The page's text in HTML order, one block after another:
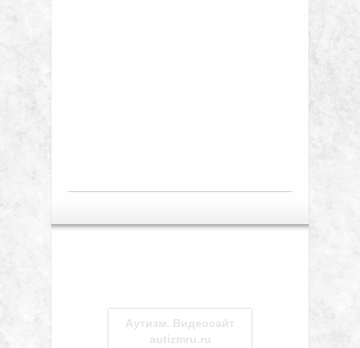
Аутизм. Видеосайт
autizmru.ru